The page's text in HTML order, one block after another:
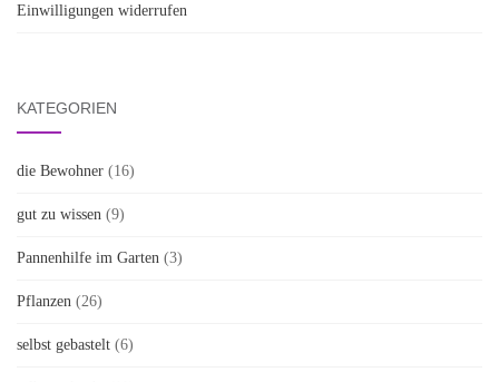
Einwilligungen widerrufen
KATEGORIEN
die Bewohner (16)
gut zu wissen (9)
Pannenhilfe im Garten (3)
Pflanzen (26)
selbst gebastelt (6)